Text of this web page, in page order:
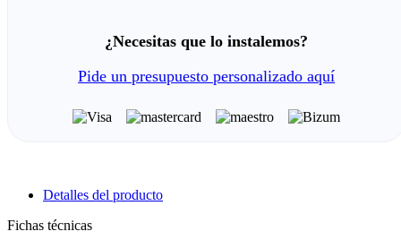
¿Necesitas que lo instalemos?
Pide un presupuesto personalizado aquí
Detalles del producto
Fichas técnicas